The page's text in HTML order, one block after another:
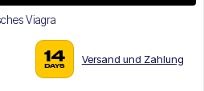
Viagra
Versand und Zahlung